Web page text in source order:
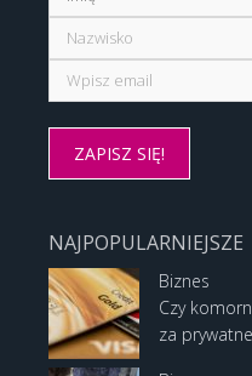
NAJPOPULARNIEJSZE
Biznes
Czy
za